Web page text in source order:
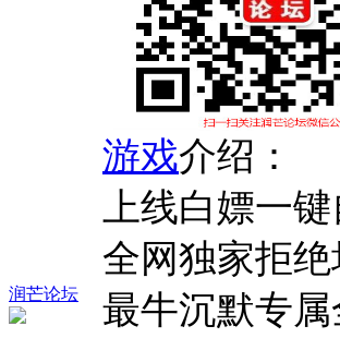
润芒论坛
游戏介绍：
上线白嫖一
全网独家拒
最牛沉默专